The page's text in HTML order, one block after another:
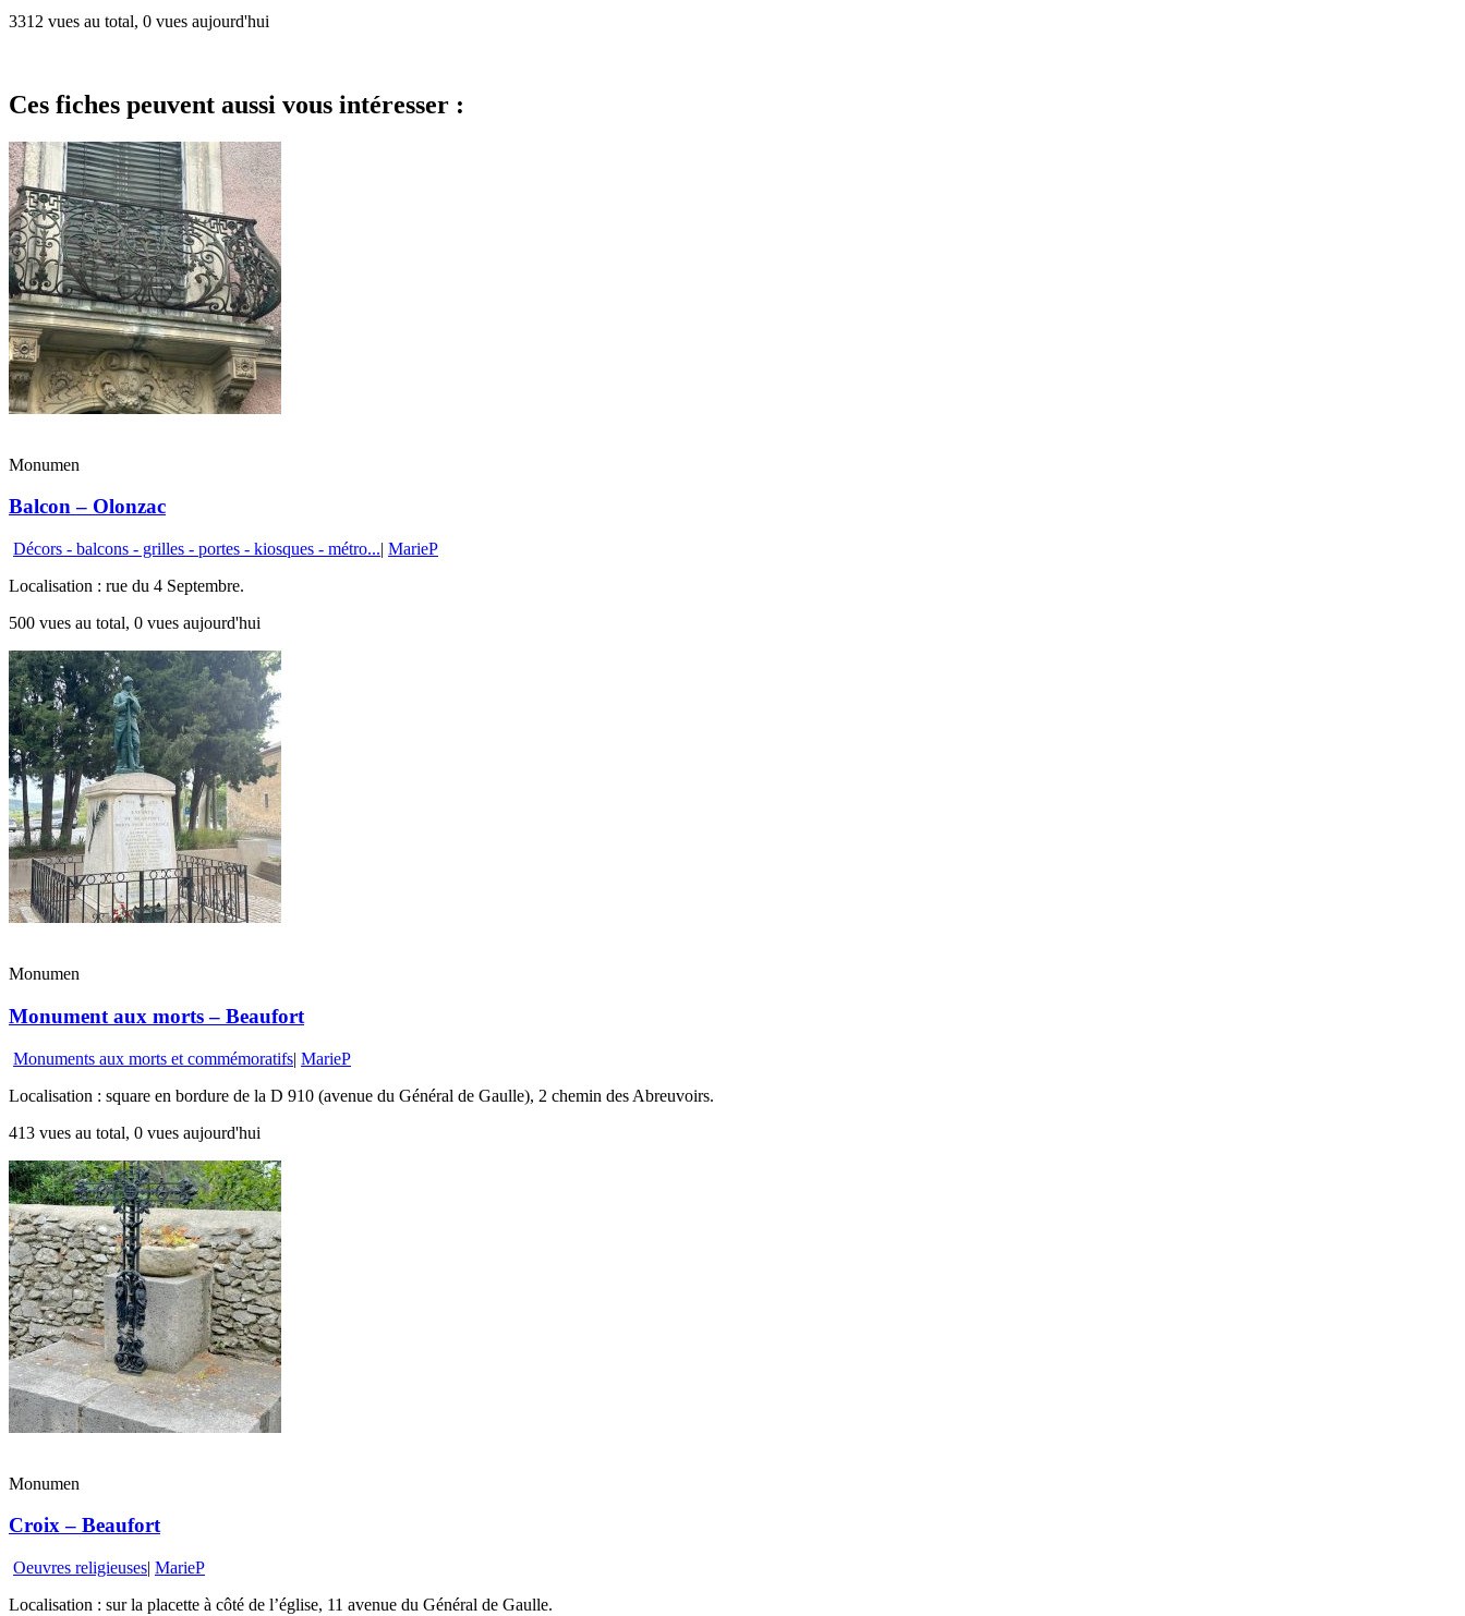
3312 vues au total, 0 vues aujourd'hui
Ces fiches peuvent aussi vous intéresser :
Monumen
Balcon – Olonzac
Décors - balcons - grilles - portes - kiosques - métro...| MarieP
Localisation : rue du 4 Septembre.
500 vues au total, 0 vues aujourd'hui
Monumen
Monument aux morts – Beaufort
Monuments aux morts et commémoratifs| MarieP
Localisation : square en bordure de la D 910 (avenue du Général de Gaulle), 2 chemin des Abreuvoirs.
413 vues au total, 0 vues aujourd'hui
Monumen
Croix – Beaufort
Oeuvres religieuses| MarieP
Localisation : sur la placette à côté de l’église, 11 avenue du Général de Gaulle.